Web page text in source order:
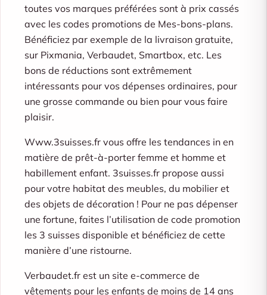
toutes vos marques préférées sont à prix cassés
avec les codes promotions de Mes-bons-plans.
Bénéficiez par exemple de la livraison gratuite,
sur Pixmania, Verbaudet, Smartbox, etc. Les
bons de réductions sont extrêmement
intéressants pour vos dépenses ordinaires, pour
une grosse commande ou bien pour vous faire
plaisir.
Www.3suisses.fr vous offre les tendances in en
matière de prêt-à-porter femme et homme et
habillement enfant. 3suisses.fr propose aussi
pour votre habitat des meubles, du mobilier et
des objets de décoration ! Pour ne pas dépenser
une fortune, faites l’utilisation de code promotion
les 3 suisses disponible et bénéficiez de cette
manière d’une ristourne.
Verbaudet.fr est un site e-commerce de
vêtements pour les enfants de moins de 14 ans